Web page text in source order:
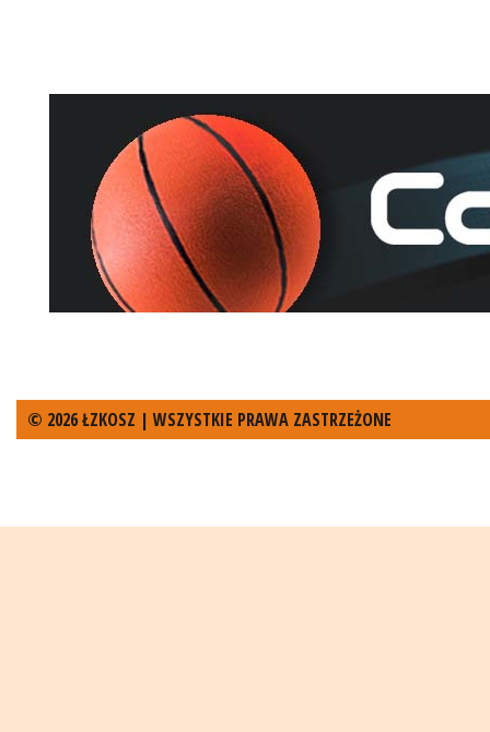
© 2026 ŁZKOSZ | WSZYSTKIE PRAWA ZASTRZEŻONE